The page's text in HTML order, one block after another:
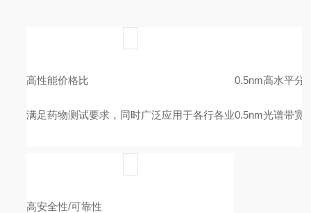
高性能价格比
满足药物测试要求，同时广泛应用于各行各业
0.5nm高水平分
0.5nm光谱带宽
高安全性/可靠性